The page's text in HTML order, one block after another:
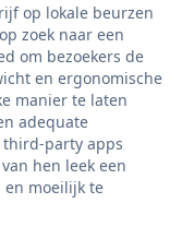
op lokale beurzen
zoek naar een
om bezoekers de
en ergonomische
manier te laten
adequate
party apps
hen leek een
en moeilijk te